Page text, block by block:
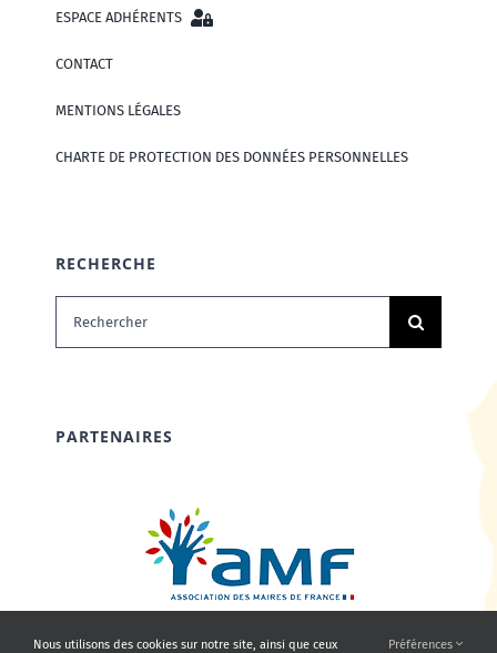
ESPACE ADHÉRENTS
CONTACT
MENTIONS LÉGALES
CHARTE DE PROTECTION DES DONNÉES PERSONNELLES
RECHERCHE
Rechercher:
PARTENAIRES
Nous utilisons des cookies sur notre site, ainsi que ceux Préférences